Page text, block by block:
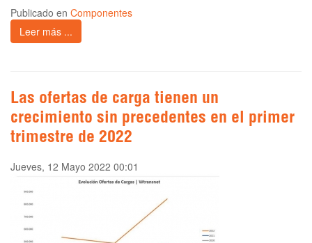
Publicado en Componentes
Leer más ...
Las ofertas de carga tienen un
crecimiento sin precedentes en el primer
trimestre de 2022
Jueves, 12 Mayo 2022 00:01